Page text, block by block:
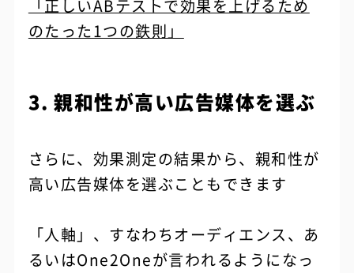
「正しいABテストで効果を上げるため
のたった1つの鉄則」
3. 親和性が高い広告媒体を選ぶ
さらに、効果測定の結果から、親和性が
高い広告媒体を選ぶこともできます
「人軸」、すなわちオーディエンス、あ
るいはOne2Oneが言われるようになっ